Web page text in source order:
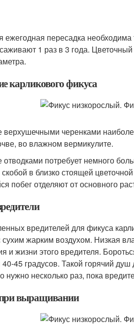
ежегодная пересадка
1 раз в 3 года.
карликового фикуса
черенками
во влажном вермикулите.
потребует немного
в близко стоящей
побег отделяют от основного
вредителей для фикуса
жарким воздухом. Низкая
и жизни этого вредителя.
45 градусов. Такой горячий
нужно несколько раз, пока
выращивании